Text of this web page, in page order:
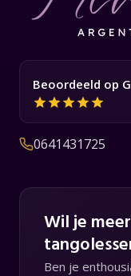
Beoordeeld op
0641431725
Wil je
Ben je